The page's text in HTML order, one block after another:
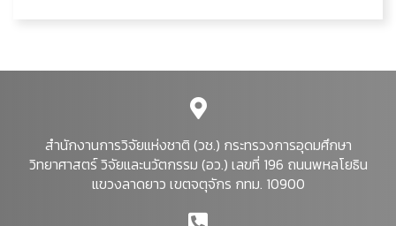
สำนักงานการวิจัยแห่งชาติ (วช.) กระทรวงการอุดมศึกษา
วิทยาศาสตร์ วิจัยและนวัตกรรม (อว.) เลขที่ 196 ถนนพหลโยธิน
แขวงลาดยาว เขตจตุจักร กทม. 10900